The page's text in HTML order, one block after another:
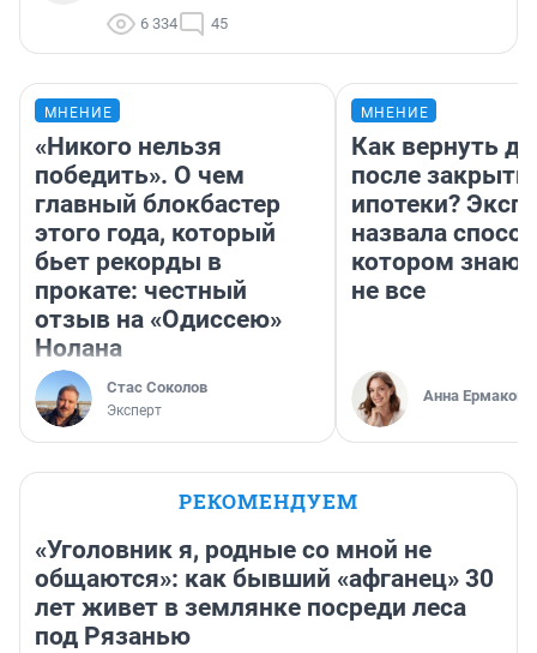
6 334 45
МНЕНИЕ
«Никого нельзя
победить». О чем
главный блокбастер
этого года, который
бьет рекорды в
прокате: честный
отзыв на «Одиссею»
Нолана
Стас Соколов
Эксперт
МНЕНИЕ
Как вернуть
после
ипотеки?
назвала
котором
не все
Анна Ермакова
РЕКОМЕНДУЕМ
«Уголовник я, родные со мной не
общаются»: как бывший «афганец» 30
лет живет в землянке посреди леса
под Рязанью